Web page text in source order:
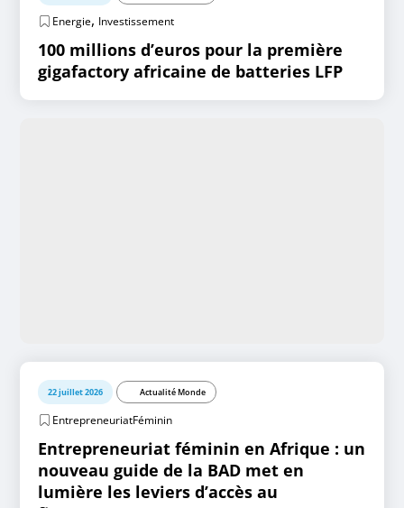
Energie, Investissement
100 millions d’euros pour la première
gigafactory africaine de batteries LFP
22 juillet 2026 Actualité Monde
EntrepreneuriatFéminin
Entrepreneuriat féminin en Afrique : un
nouveau guide de la BAD met en
lumière les leviers d’accès au